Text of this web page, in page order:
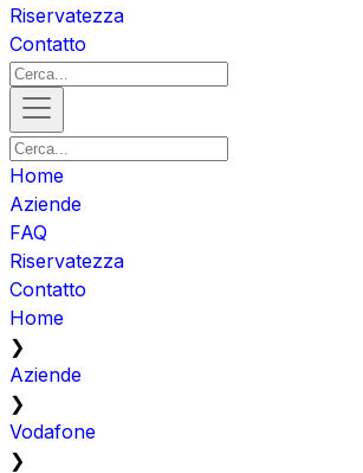
Riservatezza
Contatto
Home
Aziende
FAQ
Riservatezza
Contatto
Home
❯
Aziende
❯
Vodafone
❯